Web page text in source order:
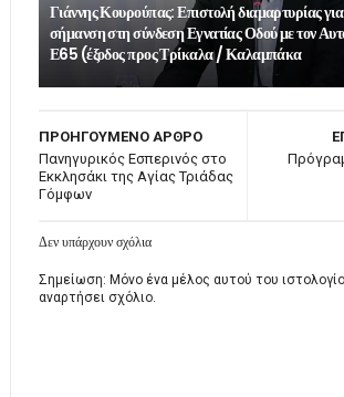
Γιάννης Κουρούπας: Επιστολή διαμαρτυρίας
σήμανση στη σύνδεση Εγνατίας Οδού με τον
Ε65 (έξοδος προς Τρίκαλα / Καλαμπάκα
ΠΡΟΗΓΟΥΜΕΝΟ ΑΡΘΡΟ
Πανηγυρικός Εσπερινός στο
Εκκλησάκι της Αγίας Τριάδας
Γόμφων
Δεν υπάρχουν σχόλια
Σημείωση: Μόνο ένα μέλος αυτού του
αναρτήσει σχόλιο.